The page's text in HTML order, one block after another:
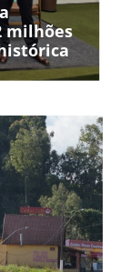
milhões